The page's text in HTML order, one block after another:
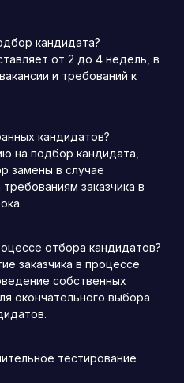
кандидата?
от 2 до 4 недель, в
и требований к
кандидатов?
на подбор кандидата,
замены в случае
заказчика в
отбора кандидатов?
заказчика в процессе
собственных
окончательного выбора
тестирование